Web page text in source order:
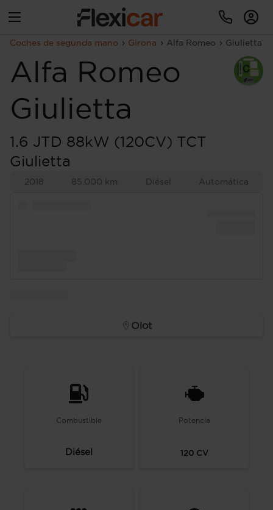
Coches de segunda mano Girona Alfa Romeo Giulietta
Alfa Romeo
Giulietta
1.6 JTD 88kW (120CV) TCT
Giulietta
2018 85.000 km Diésel Automática
Olot
Combustible
Diésel
Potencia
120 CV